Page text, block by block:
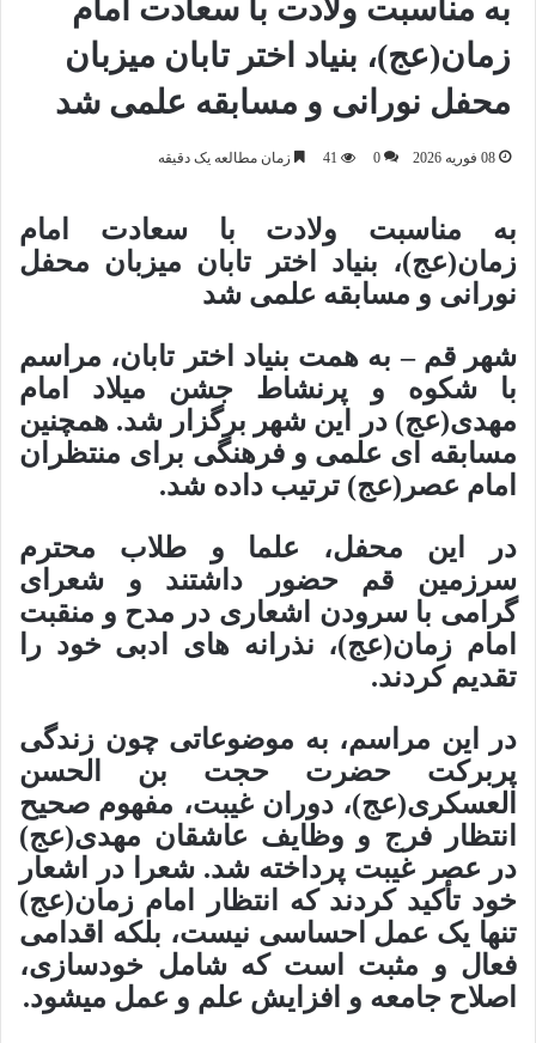
به مناسبت ولادت با سعادت امام
زمان(عج)، بنیاد اختر تابان میزبان
محفل نورانی و مسابقه علمی شد
08 فوریه 2026 0
41 زمان مطالعه یک دقیقه
به مناسبت ولادت با سعادت امام
زمان(عج)، بنیاد اختر تابان میزبان محفل
نورانی و مسابقه علمی شد
شهر قم – به همت بنیاد اختر تابان، مراسم
با شکوه و پرنشاط جشن میلاد امام
مهدی(عج) در این شهر برگزار شد. همچنین
مسابقه ای علمی و فرهنگی برای منتظران
امام عصر(عج) ترتیب داده شد.
در این محفل، علما و طلاب محترم
سرزمین قم حضور داشتند و شعرای
گرامی با سرودن اشعاری در مدح و منقبت
امام زمان(عج)، نذرانه های ادبی خود را
تقدیم کردند.
در این مراسم، به موضوعاتی چون زندگی
پربرکت حضرت حجت بن الحسن
العسکری(عج)، دوران غیبت، مفهوم صحیح
انتظار فرج و وظایف عاشقان مهدی(عج)
در عصر غیبت پرداخته شد. شعرا در اشعار
خود تأکید کردند که انتظار امام زمان(عج)
تنها یک عمل احساسی نیست، بلکه اقدامی
فعال و مثبت است که شامل خودسازی،
اصلاح جامعه و افزایش علم و عمل میشود.